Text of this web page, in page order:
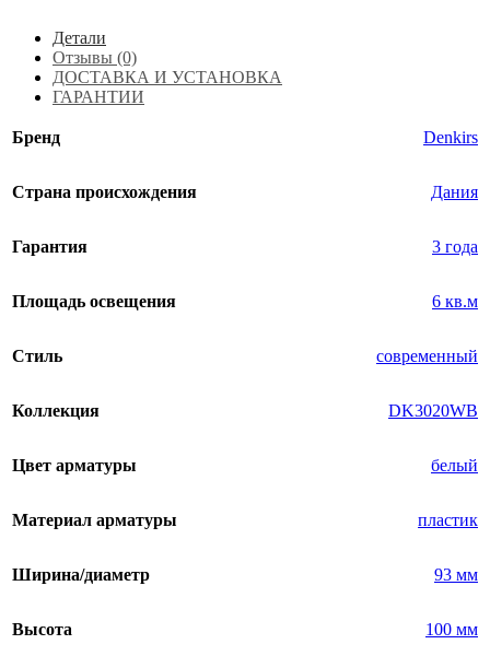
Детали
Отзывы (0)
ДОСТАВКА И УСТАНОВКА
ГАРАНТИИ
Бренд Denkirs
Страна происхождения Дания
Гарантия 3 года
Площадь освещения 6 кв.м
Стиль современный
Коллекция DK3020WB
Цвет арматуры белый
Материал арматуры пластик
Ширина/диаметр 93 мм
Высота 100 мм